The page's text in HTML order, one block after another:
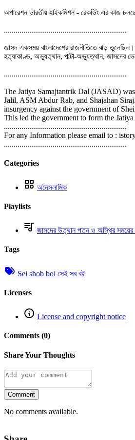
অপারেশন ভারতীয় হাইকমিশন - রেকর্ডিং এর কাজ
...............................................................
জাসদ একসময় বাংলাদেশের রাজনীতিতে ঝড় তুলেছিল।
হত্যাকাণ্ড, অভ্যুত্থান, পাল্টা-অভ্যুত্থান, জাসদের
...............................................................
The Jatiya Samajtantrik Dal (JASAD)
Jalil, ASM Abdur Rab, and Shajahan
insurgency against the government of
This led the government to form the
...............................................................
For any Information please email to :
...............................................................
Categories
অনৈসলামিক
Playlists
জাসদের উত্থান পতন ও অস্থির সময়ের
Tags
Sei shob boi সেই সব বই
Licenses
License and copyright notice
Comments (0)
Share Your Thoughts
Comment
No comments available.